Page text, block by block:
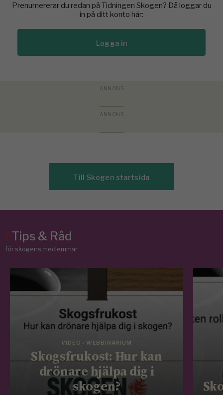
Prenumererar du redan på Tidningen Skogen? Då loggar du
in på ditt konto här:
Logga in
Till Skogen startsida
/Tips & Råd
för skogens medlemmar
VIDEO - WEBBINARIUM
Skogsfrukost: Hur kan
drönare hjälpa dig i
skogen?